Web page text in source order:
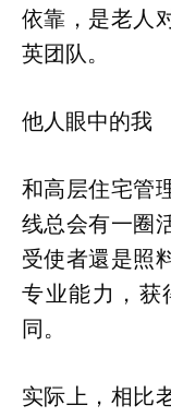
依靠，是老人
英团队。
他人眼中的我
和高层住宅管
线总会有一圈
受使者還是照
专业能力，获
同。
实际上，相比